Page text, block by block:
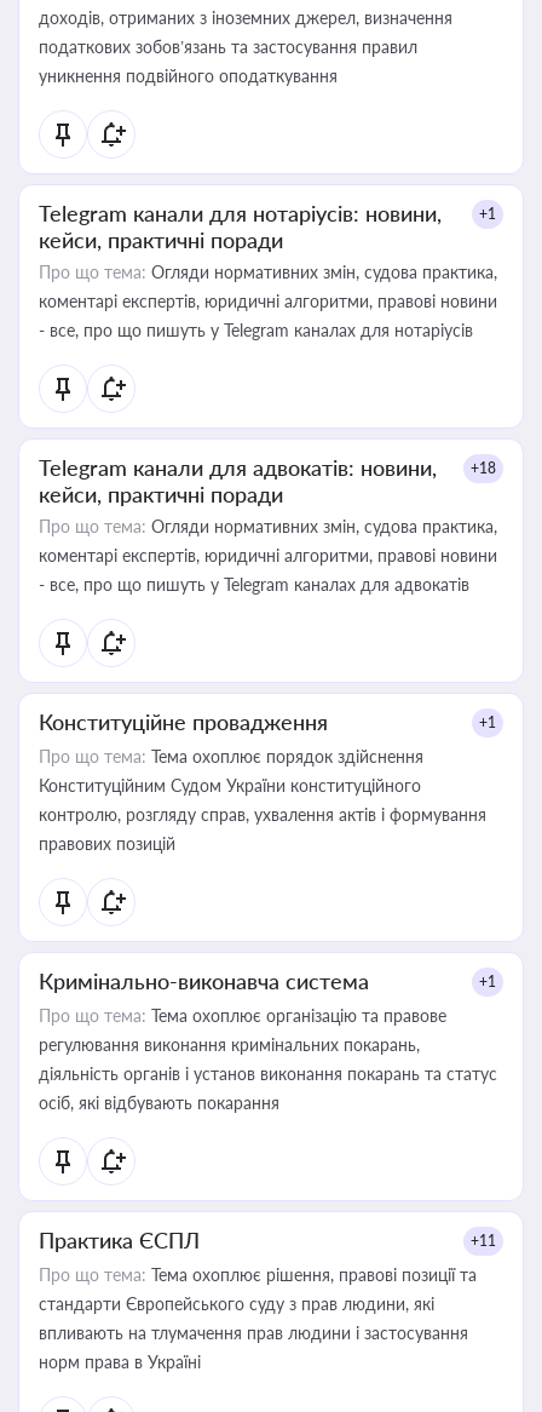
доходів, отриманих з іноземних джерел, визначення
податкових зобов’язань та застосування правил
уникнення подвійного оподаткування
Telegram канали для нотаріусів: новини,
кейси, практичні поради
+1
Про що тема: Огляди нормативних змін, судова практика,
коментарі експертів, юридичні алгоритми, правові новини
- все, про що пишуть у Telegram каналах для нотаріусів
Telegram канали для адвокатів: новини,
кейси, практичні поради
+18
Про що тема: Огляди нормативних змін, судова практика,
коментарі експертів, юридичні алгоритми, правові новини
- все, про що пишуть у Telegram каналах для адвокатів
Конституційне провадження +1
Про що тема: Тема охоплює порядок здійснення
Конституційним Судом України конституційного
контролю, розгляду справ, ухвалення актів і формування
правових позицій
Кримінально-виконавча система +1
Про що тема: Тема охоплює організацію та правове
регулювання виконання кримінальних покарань,
діяльність органів і установ виконання покарань та статус
осіб, які відбувають покарання
Практика ЄСПЛ +11
Про що тема: Тема охоплює рішення, правові позиції та
стандарти Європейського суду з прав людини, які
впливають на тлумачення прав людини і застосування
норм права в Україні